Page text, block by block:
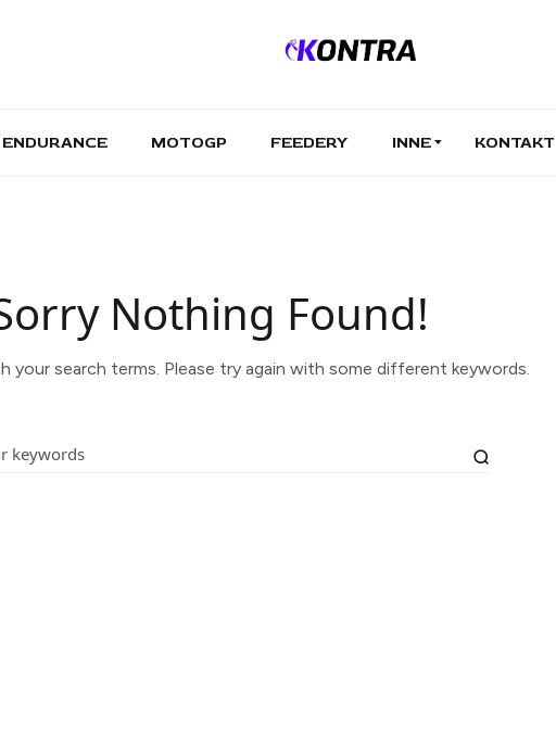
ENDURANCE MOTOGP FEEDERY INNE KONTAKT
Nothing Found!
your search terms. Please try again with some different keywords.